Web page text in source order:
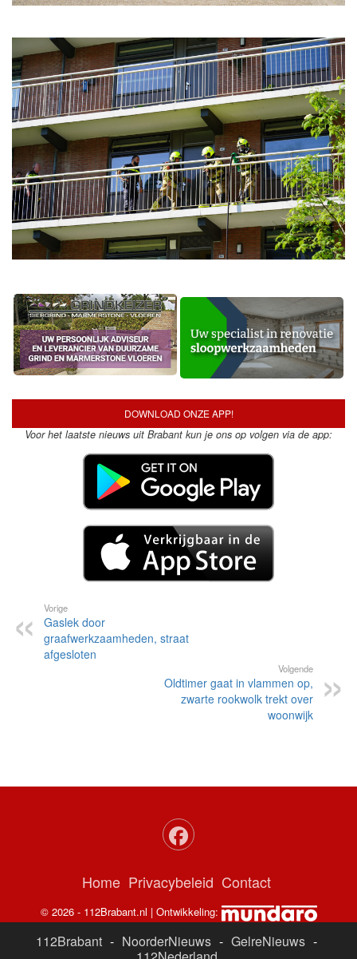
DOWNLOAD ONZE APP!
Voor het laatste nieuws uit Brabant kun je ons op volgen via de app:
Vorige
Gaslek door
graafwerkzaamheden, straat
afgesloten
Volgende
Oldtimer gaat in vlammen op,
zwarte rookwolk trekt over
woonwijk
Home Privacybeleid Contact
© 2026 - 112Brabant.nl | Ontwikkeling:
112Brabant - NoorderNieuws - GelreNieuws -